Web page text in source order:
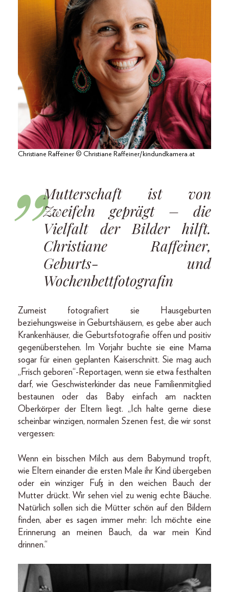
Christiane Raffeiner © Christiane Raffeiner/kindundkamera.at
Mutterschaft ist von
Zweifeln geprägt – die
Vielfalt der Bilder hilft.
Christiane Raffeiner,
Geburts- und
Wochenbettfotografin
Zumeist fotografiert sie Hausgeburten
beziehungsweise in Geburtshäusern, es gebe aber auch
Krankenhäuser, die Geburtsfotografie offen und positiv
gegenüberstehen. Im Vorjahr buchte sie eine Mama
sogar für einen geplanten Kaiserschnitt. Sie mag auch
„Frisch geboren“-­Reportagen, wenn sie etwa festhalten
darf, wie Geschwisterkinder das neue Familienmitglied
bestaunen oder das Baby einfach am nackten
Oberkörper der Eltern liegt. „Ich halte gerne diese
scheinbar winzigen, normalen Szenen fest, die wir sonst
vergessen:
Wenn ein bisschen Milch aus dem Babymund tropft,
wie Eltern einander die ersten Male ihr Kind übergeben
oder ein winziger Fuß in den weichen Bauch der
Mutter drückt. Wir sehen viel zu wenig echte Bäuche.
Natürlich sollen sich die Mütter schön auf den Bildern
finden, aber es sagen immer mehr: Ich möchte eine
Erinnerung an meinen Bauch, da war mein Kind
drinnen.“